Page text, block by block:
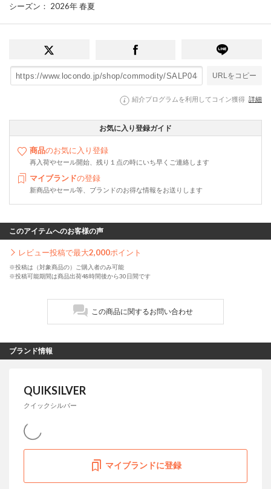
シーズン ： 2026年 春夏
URLをコピー
紹介プログラムを利用してコイン獲得 詳細
お気に入り登録ガイド
商品のお気に入り登録
再入荷やセール開始、残り１点の時にいち早くご連絡します
マイブランドの登録
新商品やセール等、ブランドのお得な情報をお送りします
このアイテムへのお客様の声
レビュー投稿で最大2,000ポイント
※投稿は（対象商品の）ご購入者のみ可能
※投稿可能期間は商品出荷48時間後から30日間です
この商品に関するお問い合わせ
ブランド情報
QUIKSILVER
クイックシルバー
マイブランドに登録